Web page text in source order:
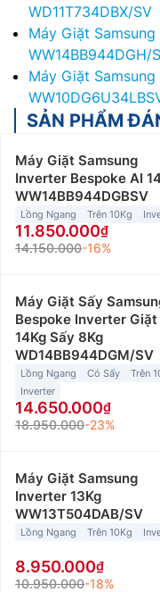
WD11T734DBX/SV
Máy Giặt
WW14BB944DGH/
Máy Giặt
SẢN PHẨM
Máy Giặt Samsung
Inverter Bespoke AI
WW14BB944DGBSV
Lồng Ngang Trên 10Kg
11.850.000
14.150.000-16%
Máy Giặt Sấy
Bespoke Inverter Giặt
14Kg Sấy 8Kg
WD14BB944DGM/SV
Lồng Ngang Có Sấy
Trên
Inverter
14.650.000
18.950.000-23%
Máy Giặt Samsung
Inverter 13Kg
WW13T504DAB/SV
Lồng Ngang Trên 10Kg
8.950.000
10.950.000-18%